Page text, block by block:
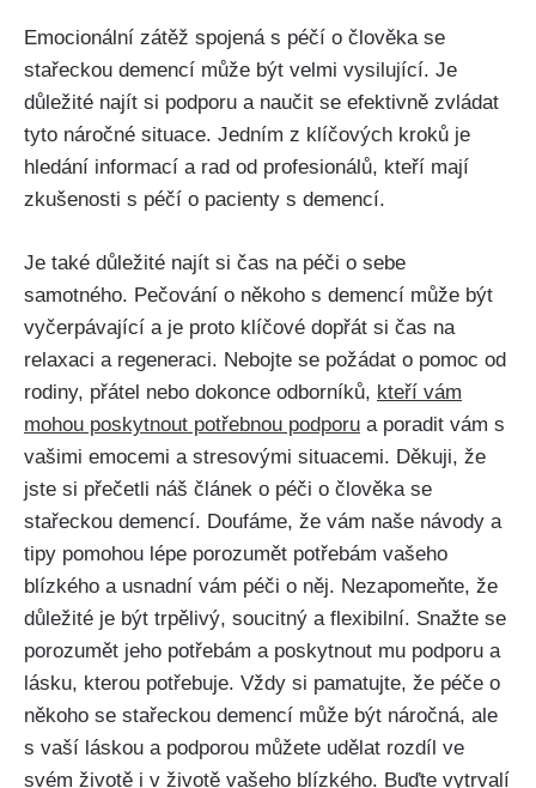
Emocionální zátěž spojená s péčí o člověka se
stařeckou demencí může být velmi vysilující. Je
důležité najít si podporu a naučit se efektivně zvládat
tyto náročné situace. Jedním z klíčových kroků je
hledání informací a rad od profesionálů, kteří mají
zkušenosti s péčí o pacienty s demencí.
Je také důležité najít si čas na péči o sebe
samotného. Pečování o někoho s demencí může být
vyčerpávající a je proto klíčové dopřát si čas na
relaxaci a regeneraci. Nebojte se požádat o pomoc od
rodiny, přátel nebo dokonce odborníků, kteří vám
mohou poskytnout potřebnou podporu a poradit vám s
vašimi emocemi a stresovými situacemi. Děkuji, že
jste si přečetli náš článek o péči o člověka se
stařeckou demencí. Doufáme, že vám naše návody a
tipy pomohou lépe porozumět potřebám vašeho
blízkého a usnadní vám péči o něj. Nezapomeňte, že
důležité je být trpělivý, soucitný a flexibilní. Snažte se
porozumět jeho potřebám a poskytnout mu podporu a
lásku, kterou potřebuje. Vždy si pamatujte, že péče o
někoho se stařeckou demencí může být náročná, ale
s vaší láskou a podporou můžete udělat rozdíl ve
svém životě i v životě vašeho blízkého. Buďte vytrvalí